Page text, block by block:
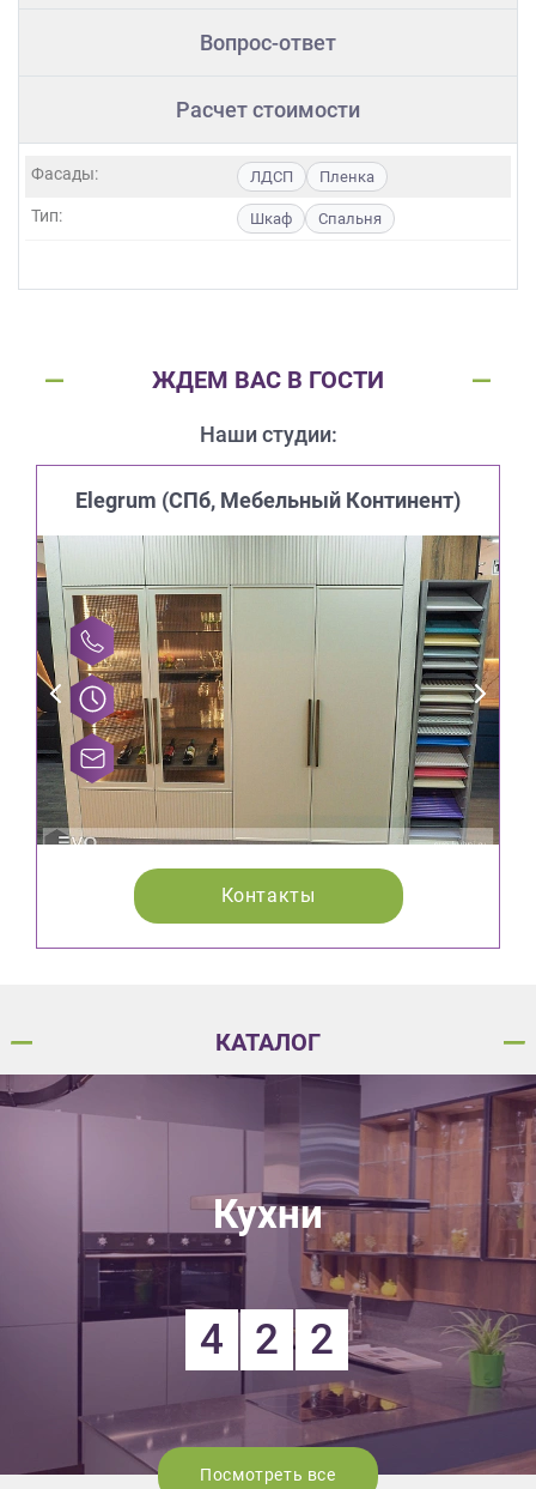
Вопрос-ответ
Расчет стоимости
Фасады: ЛДСП Пленка
Тип: Шкаф Спальня
ЖДЕМ ВАС В ГОСТИ
Наши студии:
Elegrum (CПб, Мебельный Континент)
Контакты
КАТАЛОГ
Кухни
4 2 2
Посмотреть все